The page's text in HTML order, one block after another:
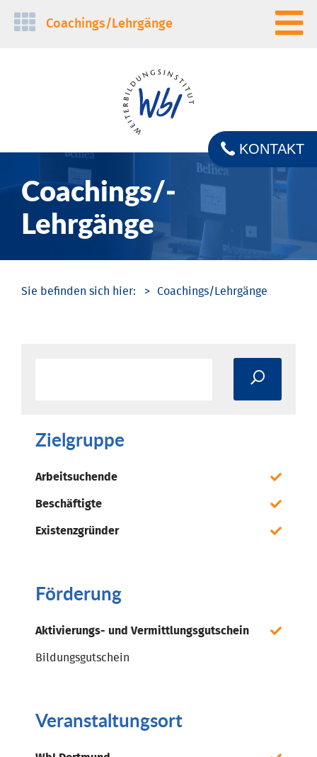
Navigation
Coachings/­Lehrgänge
Coachings/­
Lehrgänge
KONTAKT
Coachings/­Lehrgänge
Zielgruppe
Arbeitsuchende
Beschäftigte
Existenzgründer
Förderung
Aktivierungs- und Vermittlungsgutschein
Bildungsgutschein
Veranstaltungsort